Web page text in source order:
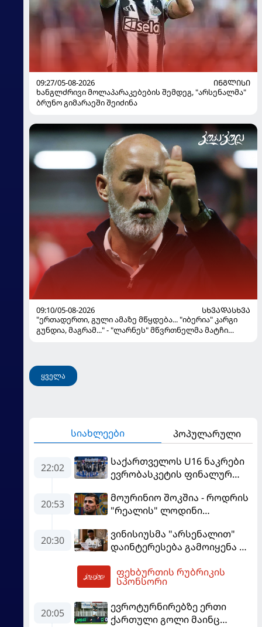
09:27/05-08-2026
ᲘᲜᲒᲚᲘᲡᲘ
ხანგლძრივი მოლაპარაკებების შემდეგ, "არსენალმა"
ბრუნო გიმარაეში შეიძინა
09:10/05-08-2026
ᲡᲮᲕᲐᲓᲐᲡᲮᲕᲐ
"ერთადერთი, გული ამაზე მწყდება... "იბერია" კარგი
გუნდია, მაგრამ..." - "ლარნეს" მწვრთნელმა მატჩი
ყველა
სიახლეები პოპულარული
22:02
საქართველოს U16 ნაკრები
ევრობასკეტის ფინალურ
ასპარეზობას იწყებს
20:53
მოურინიო შოკშია - როდრის
"რეალის" ლოდინი
"ბარსელონაში" გადადის
20:30
ვინისიუსმა "არსენალით"
დაინტერესება გამოიყენა და
მომგებიანად გააგრძელა
ფეხბურთის რუბრიკის
სპონსორი
20:05
ევროტურნირებზე ერთი
ქართული გოლი მაინც